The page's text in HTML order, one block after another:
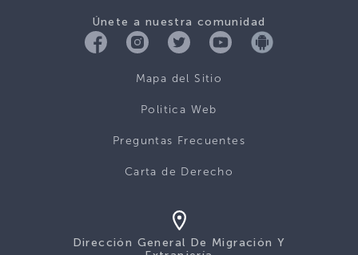
Únete a nuestra comunidad
Mapa del Sitio
Politica Web
Preguntas Frecuentes
Carta de Derecho
Dirección General De Migración Y